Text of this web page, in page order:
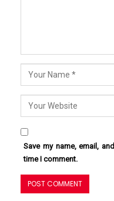
Save my name, email,
time I comment.